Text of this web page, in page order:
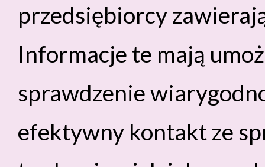
przedsiębiorcy
Informacje te mają
sprawdzenie
efektywny kontakt ze